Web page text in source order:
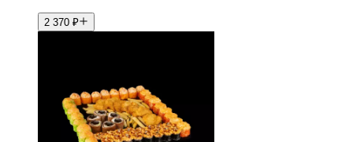
2 370 ₽